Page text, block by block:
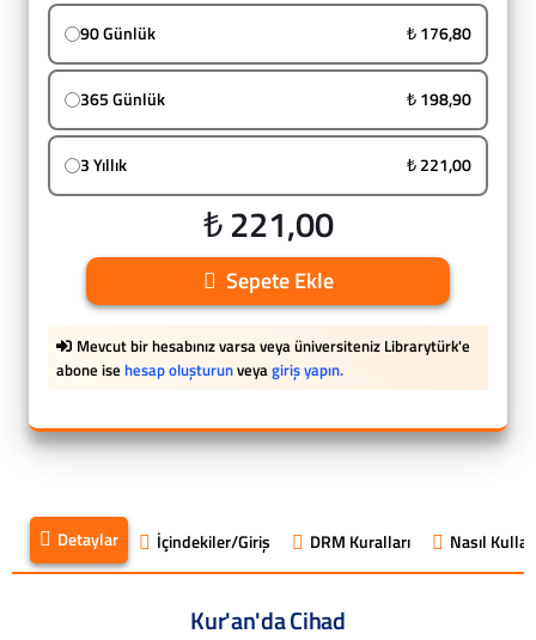
90 Günlük ₺ 176,80
365 Günlük ₺ 198,90
3 Yıllık ₺ 221,00
₺ 221,00
Sepete Ekle
Mevcut bir hesabınız varsa veya üniversiteniz Librarytürk'e
abone ise hesap oluşturunveyagiriş yapın.
Detaylar İçindekiler/Giriş DRM Kuralları Nasıl
Kur'an'da Cihad